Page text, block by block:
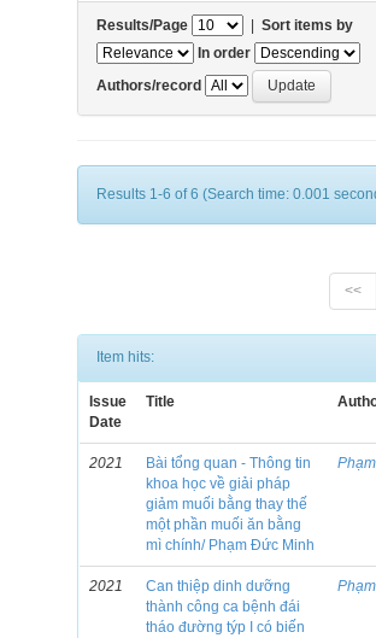
Results/Page |Sort items by
In order
Authors/record
Results 1-6 of 6 (Search time: 0.001
<<
Item hits:
Issue
Date
Title
2021
Bài tổng quan - Thông tin
khoa học về giải pháp
giảm muối bằng thay thế
một phần muối ăn bằng
mì chính/ Phạm Đức Minh
2021
Can thiệp dinh dưỡng
thành công ca bệnh đái
tháo đường týp I có biến